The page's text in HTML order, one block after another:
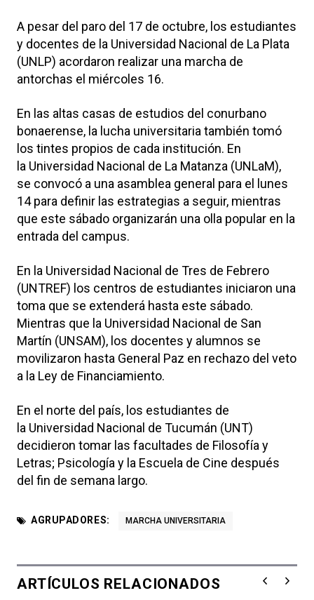
A pesar del paro del 17 de octubre, los estudiantes
y docentes de la Universidad Nacional de La Plata
(UNLP) acordaron realizar una marcha de
antorchas el miércoles 16.
En las altas casas de estudios del conurbano
bonaerense, la lucha universitaria también tomó
los tintes propios de cada institución. En
la Universidad Nacional de La Matanza (UNLaM),
se convocó a una asamblea general para el lunes
14 para definir las estrategias a seguir, mientras
que este sábado organizarán una olla popular en la
entrada del campus.
En la Universidad Nacional de Tres de Febrero
(UNTREF) los centros de estudiantes iniciaron una
toma que se extenderá hasta este sábado.
Mientras que la Universidad Nacional de San
Martín (UNSAM), los docentes y alumnos se
movilizaron hasta General Paz en rechazo del veto
a la Ley de Financiamiento.
En el norte del país, los estudiantes de
la Universidad Nacional de Tucumán (UNT)
decidieron tomar las facultades de Filosofía y
Letras; Psicología y la Escuela de Cine después
del fin de semana largo.
AGRUPADORES: MARCHA UNIVERSITARIA
ARTÍCULOS RELACIONADOS